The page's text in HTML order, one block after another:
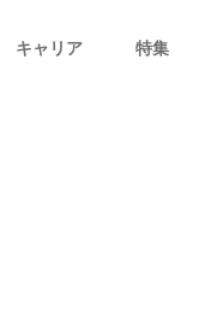
キャリア 特集